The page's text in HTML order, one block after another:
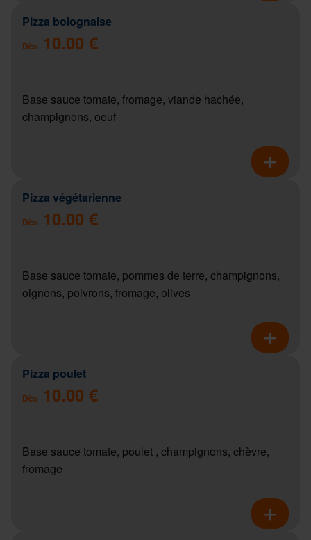
Pizza bolognaise
Dès 10.00 €
Base sauce tomate, fromage, viande hachée,
champignons, oeuf
Pizza végétarienne
Dès 10.00 €
Base sauce tomate, pommes de terre, champignons,
oignons, poivrons, fromage, olives
Pizza poulet
Dès 10.00 €
Base sauce tomate, poulet , champignons, chèvre,
fromage